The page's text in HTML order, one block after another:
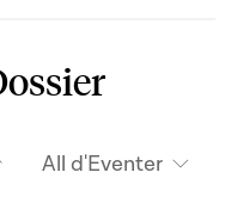
All d'Eventer